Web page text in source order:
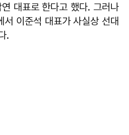
대표로 한다고 했다. 그러나
서 이준석 대표가 사실상 선대
.